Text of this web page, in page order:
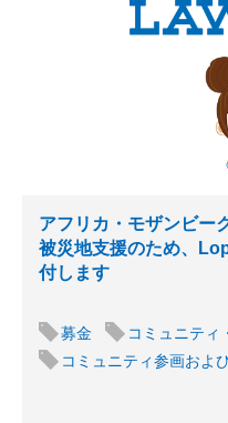
アフリカ・モザンビー
被災地支援のため、
付します
募金 コミュニティ
コミュニティ参画およ